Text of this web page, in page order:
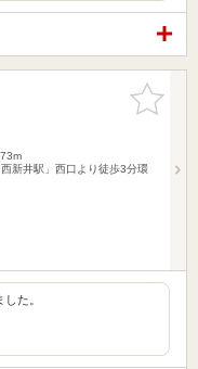
お気に入
りに追加
新井駅」西口より徒歩3分環
た。